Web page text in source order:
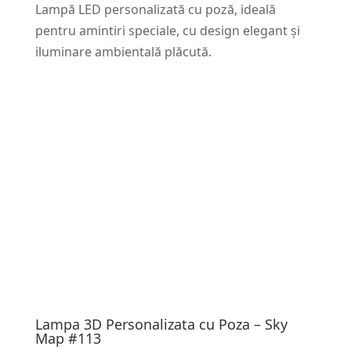
Lampă LED personalizată cu poză, ideală
pentru amintiri speciale, cu design elegant și
iluminare ambientală plăcută.
Lampa 3D Personalizata cu Poza – Sky
Map #113